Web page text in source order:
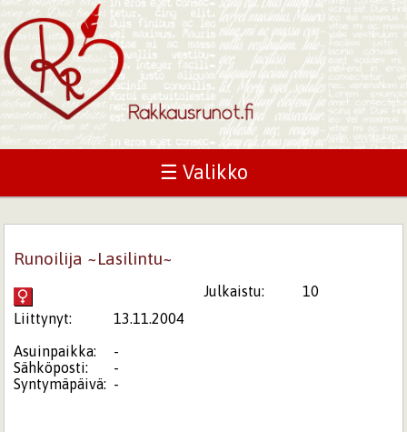
☰ Valikko
Runoilija ~Lasilintu~
Julkaistu:
10
Liittynyt:
13.11.2004
Asuinpaikka:
-
Sähköposti:
-
Syntymäpäivä: -